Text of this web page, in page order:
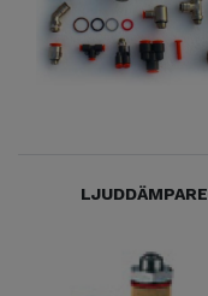
LJUDDÄMPARE